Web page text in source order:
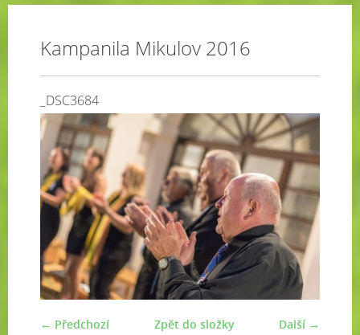
Kampanila Mikulov 2016
_DSC3684
← Předchozí Další →
Zpět do složky